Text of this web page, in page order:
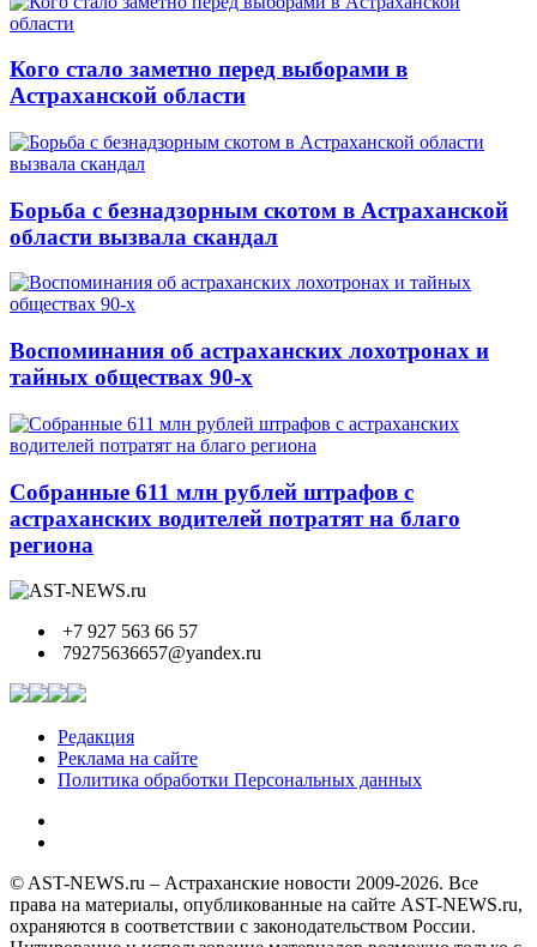
Кого стало заметно перед выборами в
Астраханской области
Борьба с безнадзорным скотом в Астраханской
области вызвала скандал
Воспоминания об астраханских лохотронах и
тайных обществах 90-х
Собранные 611 млн рублей штрафов с
астраханских водителей потратят на благо
региона
+7 927 563 66 57
79275636657@yandex.ru
Редакция
Реклама на сайте
Политика обработки Персональных данных
© AST-NEWS.ru – Астраханские новости 2009-2026. Все
права на материалы, опубликованные на сайте AST-NEWS.ru,
охраняются в соответствии с законодательством России.